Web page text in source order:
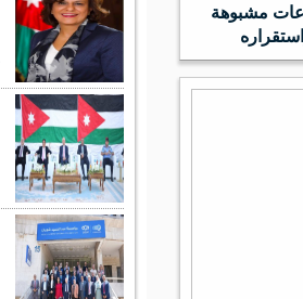
مشبوهة